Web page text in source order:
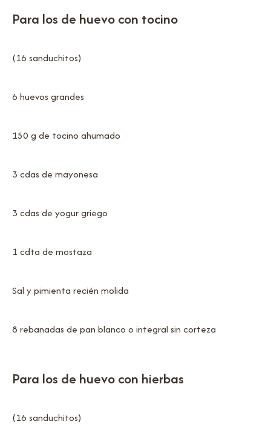
Para los de huevo con tocino
(16 sanduchitos)
6 huevos grandes
150 g de tocino ahumado
3 cdas de mayonesa
3 cdas de yogur griego
1 cdta de mostaza
Sal y pimienta recién molida
8 rebanadas de pan blanco o integral sin corteza
Para los de huevo con hierbas
(16 sanduchitos)